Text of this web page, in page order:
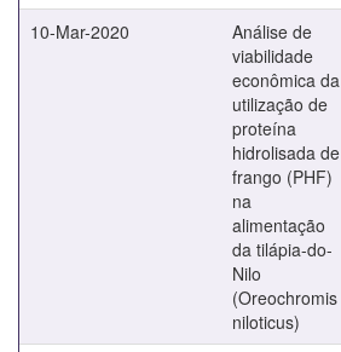
10-Mar-2020
Análise de
viabilidade
econômica da
utilização de
proteína
hidrolisada de
frango (PHF)
na
alimentação
da tilápia-do-
Nilo
(Oreochromis
niloticus)